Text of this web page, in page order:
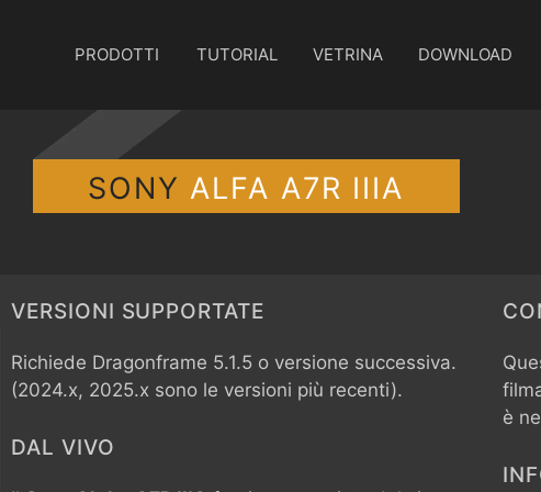
PRODOTTI TUTORIAL VETRINA DOWNLOAD
SONYALFA A7R IIIA
VERSIONI SUPPORTATE
Richiede Dragonframe 5.1.5 o versione successiva.
(2024.x, 2025.x sono le versioni più recenti).
DAL VIVO
è